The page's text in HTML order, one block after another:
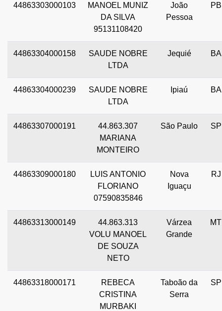
44863303000103
MANOEL MUNIZ
DA SILVA
95131108420
João
Pessoa
PB
44863304000158
SAUDE NOBRE
LTDA
Jequié BA
44863304000239
SAUDE NOBRE
LTDA
Ipiaú BA
44863307000191
44.863.307
MARIANA
MONTEIRO
São Paulo SP
44863309000180
LUIS ANTONIO
FLORIANO
07590835846
Nova
Iguaçu
RJ
44863313000149
44.863.313
VOLU MANOEL
DE SOUZA
NETO
Várzea
Grande
MT
44863318000171
REBECA
CRISTINA
MURBAKI
Taboão da
Serra
SP